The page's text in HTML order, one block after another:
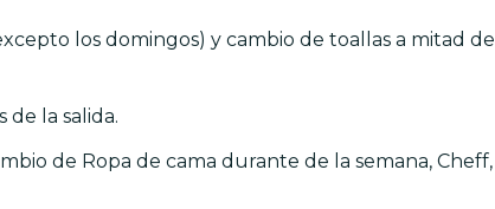
los domingos) y cambio de toallas a mitad de
la salida.
de Ropa de cama durante de la semana, Cheff,